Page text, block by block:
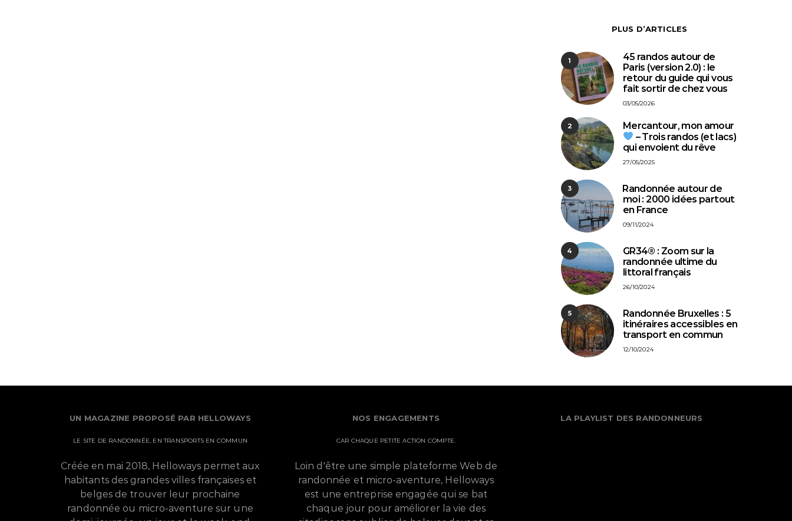
PLUS D’ARTICLES
1
45 randos autour de
Paris (version 2.0) : le
retour du guide qui vous
fait sortir de chez vous
03/05/2026
2
Mercantour, mon amour
– Trois randos (et lacs)
qui envoient du rêve
27/05/2025
3
⁠Randonnée autour de
moi : 2000 idées partout
en France
09/11/2024
4
GR34® : Zoom sur la
randonnée ultime du
littoral français
26/10/2024
5
Randonnée Bruxelles : 5
itinéraires accessibles en
transport en commun
12/10/2024
UN MAGAZINE PROPOSÉ PAR HELLOWAYS
LE SITE DE RANDONNÉE, EN TRANSPORTS EN COMMUN
Créée en mai 2018, Helloways permet aux
habitants des grandes villes françaises et
belges de trouver leur prochaine
randonnée ou micro-aventure sur une
NOS ENGAGEMENTS
CAR CHAQUE PETITE ACTION COMPTE.
Loin d'être une simple plateforme Web de
randonnée et micro-aventure, Helloways
est une entreprise engagée qui se bat
chaque jour pour améliorer la vie des
LA PLAYLIST DES RANDONNEURS